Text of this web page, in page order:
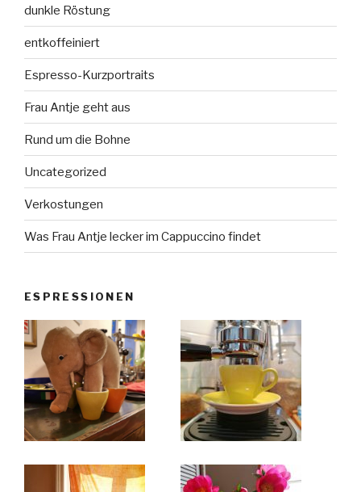
dunkle Röstung
entkoffeiniert
Espresso-Kurzportraits
Frau Antje geht aus
Rund um die Bohne
Uncategorized
Verkostungen
Was Frau Antje lecker im Cappuccino findet
ESPRESSIONEN